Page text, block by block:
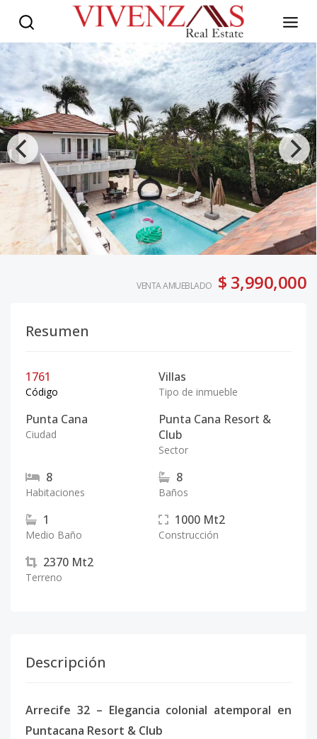
VENTA AMUEBLADO $ 3,990,000
Resumen
1761
Código
Villas
Tipo de inmueble
Punta Cana
Ciudad
Punta Cana Resort &
Club
Sector
8
Habitaciones
8
Baños
1
Medio Baño
1000 Mt2
Construcción
2370 Mt2
Terreno
Descripción
Arrecife 32 – Elegancia colonial atemporal en
Puntacana Resort & Club